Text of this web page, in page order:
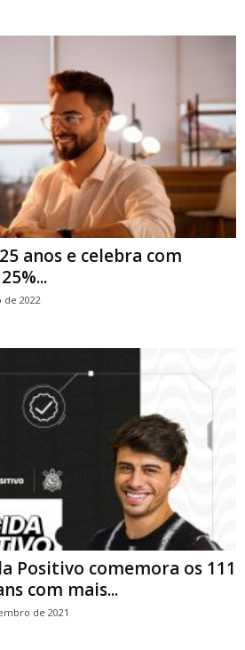
anos e celebra com
de 2022
Positivo comemora os 111
com mais...
de 2021